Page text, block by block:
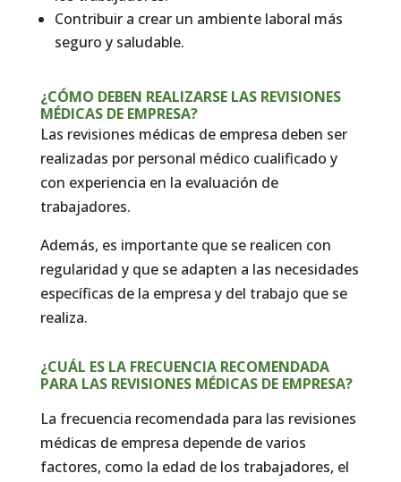
Contribuir a crear un ambiente laboral más
seguro y saludable.
¿CÓMO DEBEN REALIZARSE LAS REVISIONES
MÉDICAS DE EMPRESA?
Las revisiones médicas de empresa deben ser
realizadas por personal médico cualificado y
con experiencia en la evaluación de
trabajadores.
Además, es importante que se realicen con
regularidad y que se adapten a las necesidades
específicas de la empresa y del trabajo que se
realiza.
¿CUÁL ES LA FRECUENCIA RECOMENDADA
PARA LAS REVISIONES MÉDICAS DE EMPRESA?
La frecuencia recomendada para las revisiones
médicas de empresa depende de varios
factores, como la edad de los trabajadores, el